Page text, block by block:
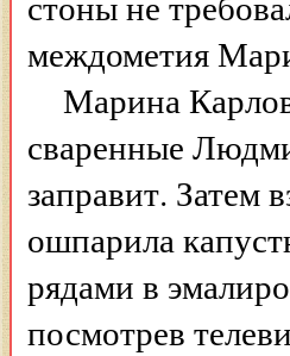
междометия
Марина
сваренные
заправит. Затем
ошпарила
рядами в
посмотрев